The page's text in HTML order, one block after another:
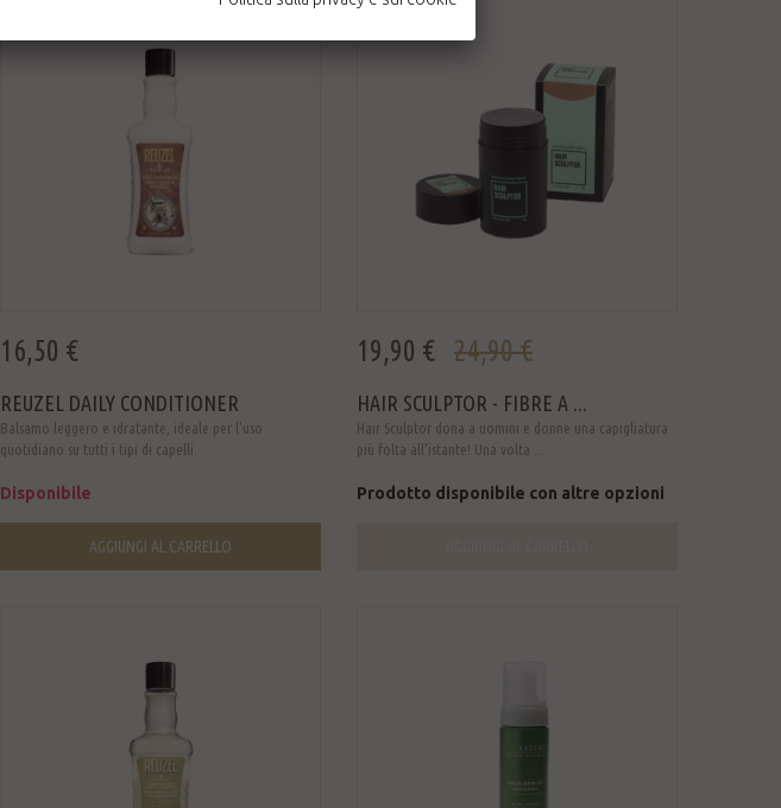
16,50 €
REUZEL DAILY CONDITIONER
Balsamo leggero e idratante, ideale per l'uso
quotidiano su tutti i tipi di capelli.
Disponibile
AGGIUNGI AL CARRELLO
19,90 € 24,90 €
HAIR SCULPTOR - FIBRE A ...
Hair Sculptor dona a uomini e donne una capigliatura
più folta all'istante! Una volta ...
Prodotto disponibile con altre opzioni